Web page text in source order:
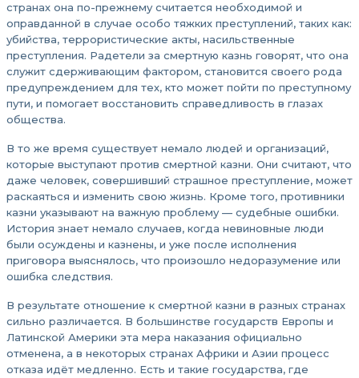
странах она по-прежнему считается необходимой и
оправданной в случае особо тяжких преступлений, таких как:
убийства, террористические акты, насильственные
преступления. Радетели за смертную казнь говорят, что она
служит сдерживающим фактором, становится своего рода
предупреждением для тех, кто может пойти по преступному
пути, и помогает восстановить справедливость в глазах
общества.
В то же время существует немало людей и организаций,
которые выступают против смертной казни. Они считают, что
даже человек, совершивший страшное преступление, может
раскаяться и изменить свою жизнь. Кроме того, противники
казни указывают на важную проблему — судебные ошибки.
История знает немало случаев, когда невиновные люди
были осуждены и казнены, и уже после исполнения
приговора выяснялось, что произошло недоразумение или
ошибка следствия.
В результате отношение к смертной казни в разных странах
сильно различается. В большинстве государств Европы и
Латинской Америки эта мера наказания официально
отменена, а в некоторых странах Африки и Азии процесс
отказа идёт медленно. Есть и такие государства, где